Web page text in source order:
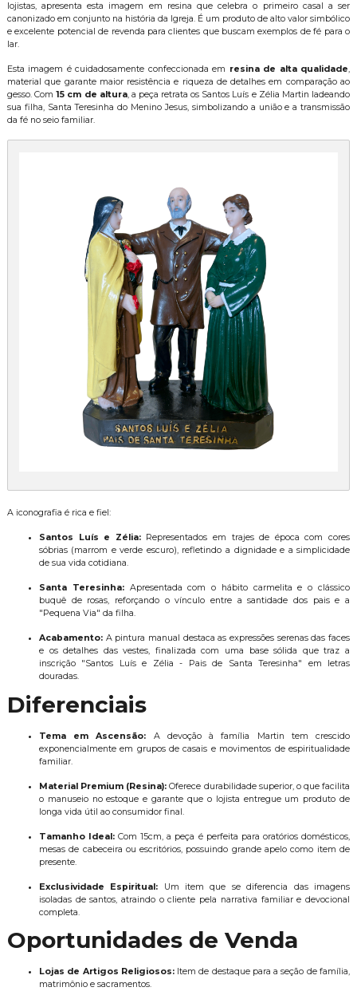
lojistas, apresenta esta imagem em resina que celebra o primeiro casal a ser
canonizado em conjunto na história da Igreja. É um produto de alto valor simbólico
e excelente potencial de revenda para clientes que buscam exemplos de fé para o
lar.
Esta imagem é cuidadosamente confeccionada em resina de alta qualidade,
material que garante maior resistência e riqueza de detalhes em comparação ao
gesso. Com15 cm de altura, a peça retrata os Santos Luís e Zélia Martin ladeando
sua filha, Santa Teresinha do Menino Jesus, simbolizando a união e a transmissão
da fé no seio familiar.
A iconografia é rica e fiel:
Santos Luís e Zélia:Representados em trajes de época com cores
sóbrias (marrom e verde escuro), refletindo a dignidade e a simplicidade
de sua vida cotidiana.
Santa Teresinha:Apresentada com o hábito carmelita e o clássico
buquê de rosas, reforçando o vínculo entre a santidade dos pais e a
"Pequena Via" da filha.
Acabamento:A pintura manual destaca as expressões serenas das faces
e os detalhes das vestes, finalizada com uma base sólida que traz a
inscrição "Santos Luís e Zélia - Pais de Santa Teresinha" em letras
douradas.
Diferenciais
Tema em Ascensão: A devoção à família Martin tem crescido
exponencialmente em grupos de casais e movimentos de espiritualidade
familiar.
Material Premium (Resina): Oferece durabilidade superior, o que facilita
o manuseio no estoque e garante que o lojista entregue um produto de
longa vida útil ao consumidor final.
Tamanho Ideal: Com 15cm, a peça é perfeita para oratórios domésticos,
mesas de cabeceira ou escritórios, possuindo grande apelo como item de
presente.
Exclusividade Espiritual: Um item que se diferencia das imagens
isoladas de santos, atraindo o cliente pela narrativa familiar e devocional
completa.
Oportunidades de Venda
Lojas de Artigos Religiosos:Item de destaque para a seção de família,
matrimônio e sacramentos.